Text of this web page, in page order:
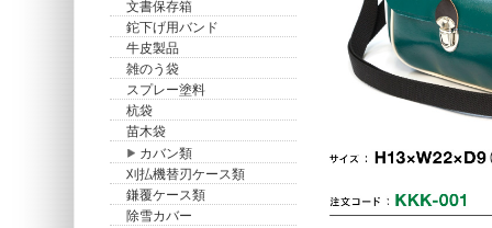
文書保存箱
鉈下げ用バンド
牛皮製品
雑のう袋
スプレー塗料
杭袋
苗木袋
カバン類
刈払機替刃ケース類
鎌覆ケース類
除雪カバー